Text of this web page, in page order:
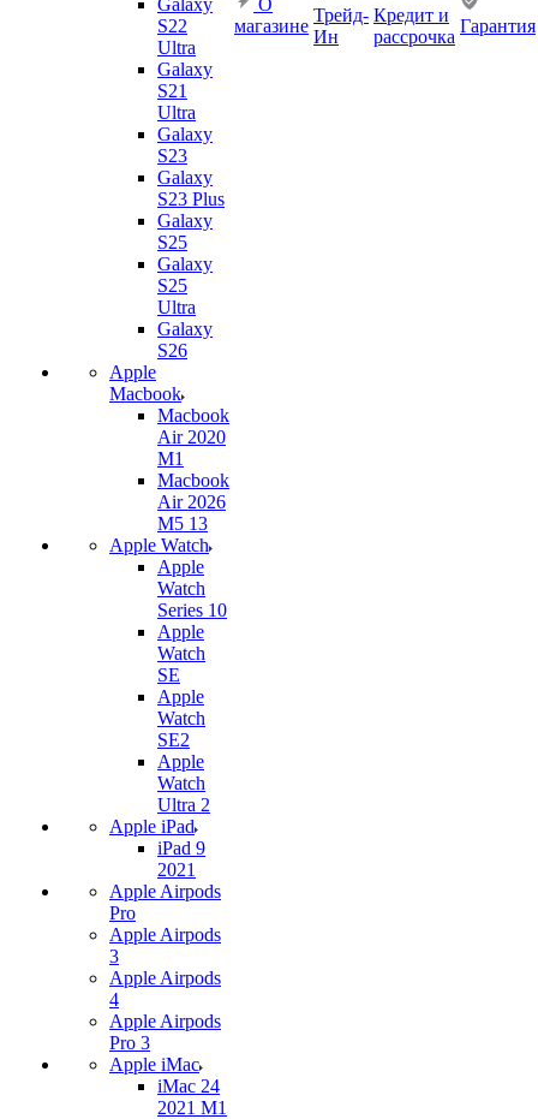
Galaxy
S22
Ultra
Galaxy
S21
Ultra
Galaxy
S23
Galaxy
S23 Plus
Galaxy
S25
Galaxy
S25
Ultra
Galaxy
S26
Apple
Macbook
Macbook
Air 2020
M1
Macbook
Air 2026
M5 13
Apple Watch
Apple
Watch
Series 10
Apple
Watch
SE
Apple
Watch
SE2
Apple
Watch
Ultra 2
Apple iPad
iPad 9
2021
Apple Airpods
Pro
Apple Airpods
3
Apple Airpods
4
Apple Airpods
Pro 3
Apple iMac
iMac 24
2021 M1
О
магазине
Трейд-
Ин
Кредит и
рассрочка
Гарантия